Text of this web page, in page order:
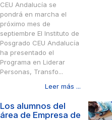
CEU Andalucía se
pondrá en marcha el
próximo mes de
septiembre El Instituto de
Posgrado CEU Andalucía
ha presentado el
Programa en Liderar
Personas, Transfo...
Leer más ...
Los alumnos del
área de Empresa de